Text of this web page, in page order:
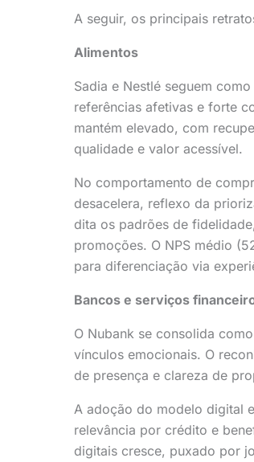
A seguir, os principais
Alimentos
Sadia e Nestlé seguem
referências afetivas e forte
mantém elevado, com
qualidade e valor acessível.
No comportamento de
desacelera, reflexo da
dita os padrões de
promoções. O NPS médio
para diferenciação via
Bancos e serviços
O Nubank se consolida
vínculos emocionais. O
de presença e clareza de
A adoção do modelo digital
relevância por crédito e
digitais cresce, puxado por